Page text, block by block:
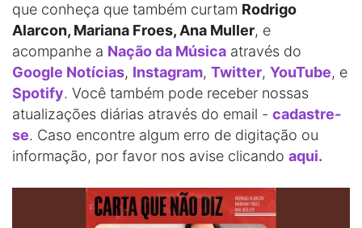
que conheça que também curtam Rodrigo
Alarcon, Mariana Froes, Ana Muller, e
acompanhe a Nação da Música através do
Google Notícias, Instagram, Twitter, YouTube, e
Spotify. Você também pode receber nossas
atualizações diárias através do email - cadastre-
se. Caso encontre algum erro de digitação ou
informação, por favor nos avise clicando aqui.